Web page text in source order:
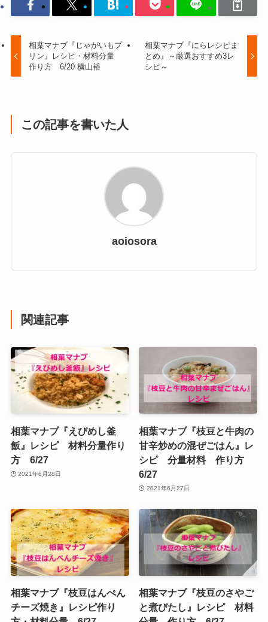
相葉マナブ『じゃがいもプ
リン』レシピ・材料分量
作り方 6/20 横山裕
相葉マナブ『にらレシピま
とめ』～厳選おすすめ3レ
シピ～
この記事を書いた人
aoiosora
関連記事
相葉マナブ『えびめし釜
飯』レシピ 材料分量作り
方 6/27
2021年6月28日
相葉マナブ『枝豆と牛肉の
甘辛炒めの混ぜごはん』レ
シピ 分量材料 作り方
6/27
2021年6月27日
相葉マナブ『枝豆はんぺん
チーズ焼き』レシピ作り
相葉マナブ『枝豆のさやご
と煮びたし』レシピ 材料